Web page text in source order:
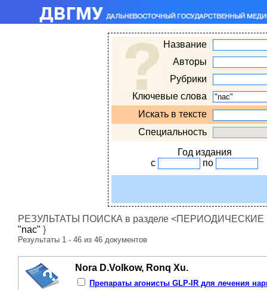
Название
Авторы
Рубрики
Ключевые слова
Искать в тексте
Специальность
Год издания
с
по
РЕЗУЛЬТАТЫ ПОИСКА в разделе <ПЕРИОДИЧЕСКИЕ
"nac" }
Результаты 1 - 46 из 46 документов
Nora D.Volkow, Ronq Xu.
Препараты агонисты GLP-IR для лечения